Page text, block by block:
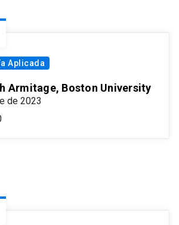
Aplicada
Armitage, Boston University
de 2023